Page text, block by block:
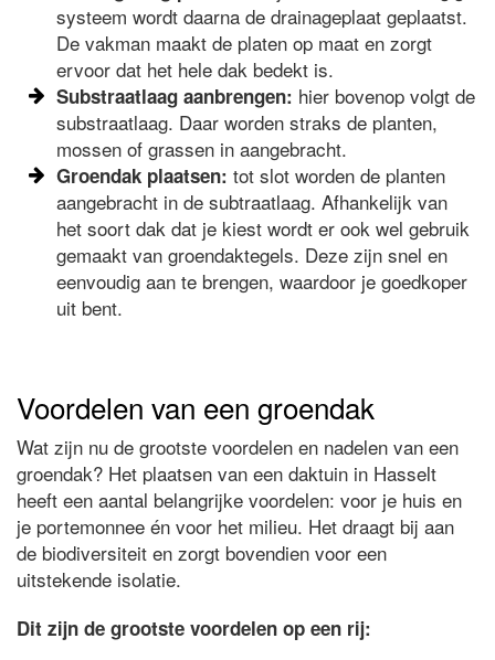
systeem wordt daarna de drainageplaat geplaatst.
De vakman maakt de platen op maat en zorgt
ervoor dat het hele dak bedekt is.
Substraatlaag aanbrengen: hier bovenop volgt de
substraatlaag. Daar worden straks de planten,
mossen of grassen in aangebracht.
Groendak plaatsen: tot slot worden de planten
aangebracht in de subtraatlaag. Afhankelijk van
het soort dak dat je kiest wordt er ook wel gebruik
gemaakt van groendaktegels. Deze zijn snel en
eenvoudig aan te brengen, waardoor je goedkoper
uit bent.
Voordelen van een groendak
Wat zijn nu de grootste voordelen en nadelen van een
groendak? Het plaatsen van een daktuin in Hasselt
heeft een aantal belangrijke voordelen: voor je huis en
je portemonnee én voor het milieu. Het draagt bij aan
de biodiversiteit en zorgt bovendien voor een
uitstekende isolatie.
Dit zijn de grootste voordelen op een rij: